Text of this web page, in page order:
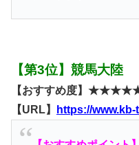
【第3位】競馬大陸
【おすすめ度】
【URL】
https://